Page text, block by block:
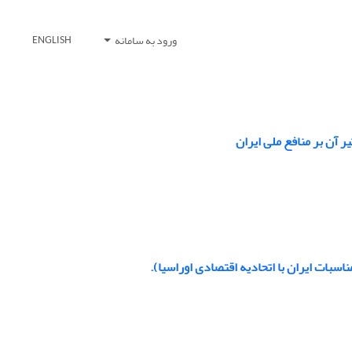
ورود به سامانه ENGLISH
آن بر منافع ملی ایران
ایران با اتحادیه اقتصادی اوراسیا).